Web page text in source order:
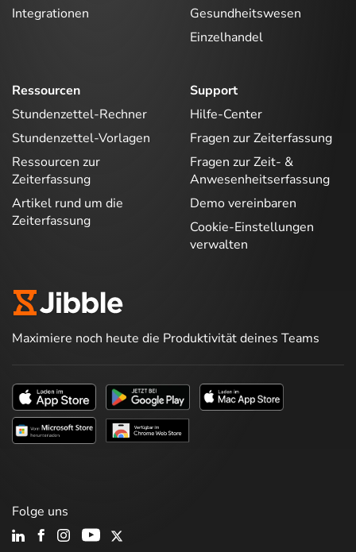
Integrationen
Gesundheitswesen
Einzelhandel
Ressourcen
Stundenzettel-Rechner
Stundenzettel-Vorlagen
Ressourcen zur
Zeiterfassung
Artikel rund um die
Zeiterfassung
Support
Hilfe-Center
Fragen zur Zeiterfassung
Fragen zur Zeit- &
Anwesenheitserfassung
Demo vereinbaren
Cookie-Einstellungen
verwalten
Maximiere noch heute die Produktivität deines Teams
Folge uns